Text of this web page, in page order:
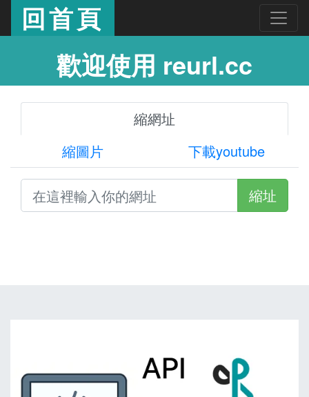
回首頁
歡迎使用 reurl.cc
縮網址
縮圖片
下載youtube
縮址